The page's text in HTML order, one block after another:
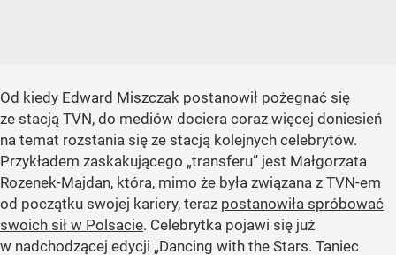
Od kiedy Edward Miszczak postanowił pożegnać się
ze stacją TVN, do mediów dociera coraz więcej doniesień
na temat rozstania się ze stacją kolejnych celebrytów.
Przykładem zaskakującego „transferu” jest Małgorzata
Rozenek-Majdan, która, mimo że była związana z TVN-em
od początku swojej kariery, teraz postanowiła spróbować
swoich sił w Polsacie. Celebrytka pojawi się już
w nadchodzącej edycji „Dancing with the Stars. Taniec